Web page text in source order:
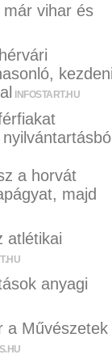
vihar és
INFOSTART.HU
a horvát
majd
atlétikai
anyagi
a Művészetek